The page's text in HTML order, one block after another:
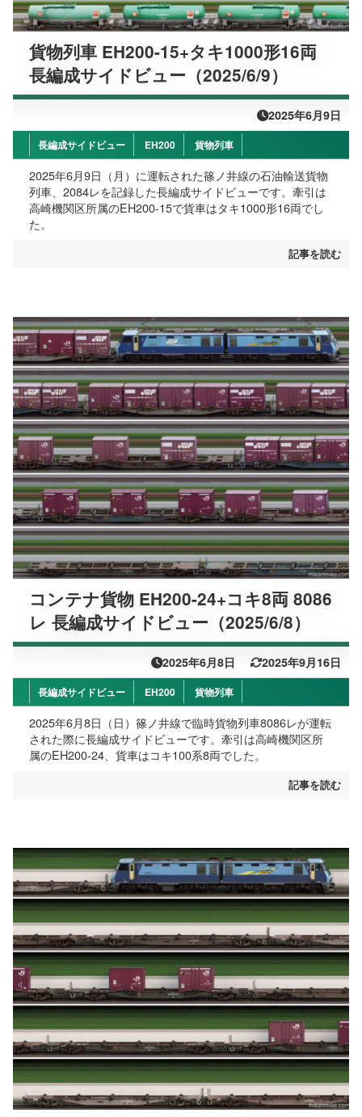
貨物列車 EH200-15+タキ1000形16両
長編成サイドビュー（2025/6/9）
2025年6月9日
長編成サイドビュー EH200 貨物列車
2025年6月9日（月）に運転された篠ノ井線の石油輸送貨物
列車、2084レを記録した長編成サイドビューです。牽引は
高崎機関区所属のEH200-15で貨車はタキ1000形16両でし
た。
記事を読む
コンテナ貨物 EH200-24+コキ8両 8086
レ 長編成サイドビュー（2025/6/8）
2025年6月8日 2025年9月16日
長編成サイドビュー EH200 貨物列車
2025年6月8日（日）篠ノ井線で臨時貨物列車8086レが運転
された際に長編成サイドビューです。牽引は高崎機関区所
属のEH200-24、貨車はコキ100系8両でした。
記事を読む